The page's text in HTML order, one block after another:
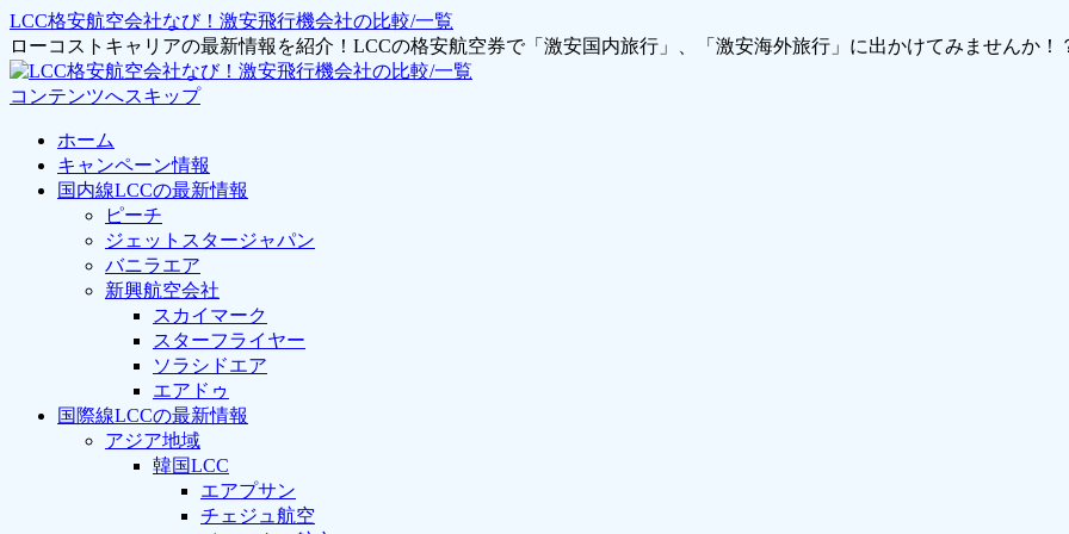
LCC格安航空会社なび！激安飛行機会社の比較/一覧
ローコストキャリアの最新情報を紹介！LCCの格安航空券で「激安国内旅行」、「激安海外旅行」に出かけてみませんか！
コンテンツへスキップ
ホーム
キャンペーン情報
国内線LCCの最新情報
ピーチ
ジェットスタージャパン
バニラエア
新興航空会社
スカイマーク
スターフライヤー
ソラシドエア
エアドゥ
国際線LCCの最新情報
アジア地域
韓国LCC
エアプサン
チェジュ航空